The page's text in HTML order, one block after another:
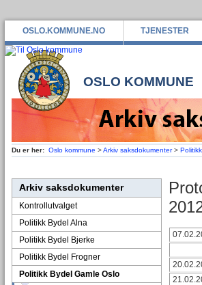
OSLO.KOMMUNE.NO TJENESTER
OSLO KOMMUNE
Du er her: Oslo kommune >Arkiv saksdokumenter>
Arkiv saksdokumenter
Kontrollutvalget
Politikk Bydel Alna
Politikk Bydel Bjerke
Politikk Bydel Frogner
Politikk Bydel Gamle Oslo